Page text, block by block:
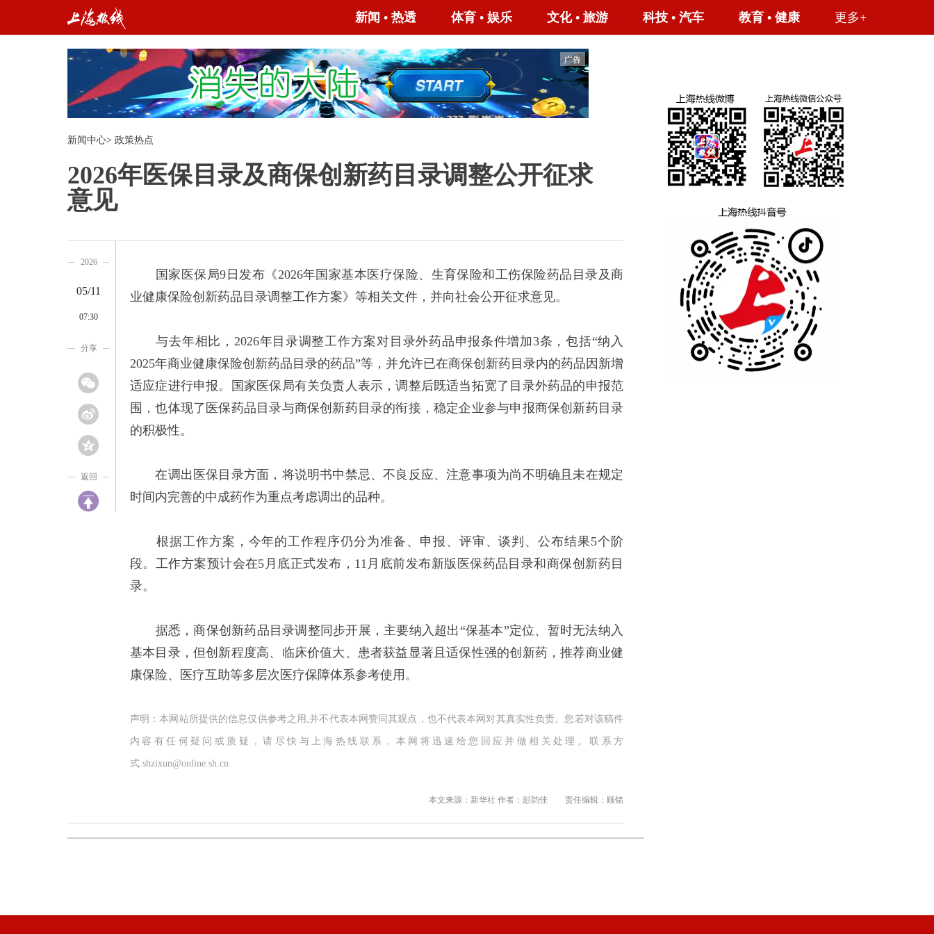
新闻 • 热透 体育 • 娱乐 文化• 旅游 科技 • 汽车 教育 • 健康 更多+
新闻中心> 政策热点
2026年医保目录及商保创新药目录调整公开征求
意见
2026
05/11
07:30
分享
返回
国家医保局9日发布《2026年国家基本医疗保险、生育保险和工伤保险药品目录及商
业健康保险创新药品目录调整工作方案》等相关文件，并向社会公开征求意见。
与去年相比，2026年目录调整工作方案对目录外药品申报条件增加3条，包括“纳入
2025年商业健康保险创新药品目录的药品”等，并允许已在商保创新药目录内的药品因新增
适应症进行申报。国家医保局有关负责人表示，调整后既适当拓宽了目录外药品的申报范
围，也体现了医保药品目录与商保创新药目录的衔接，稳定企业参与申报商保创新药目录
的积极性。
在调出医保目录方面，将说明书中禁忌、不良反应、注意事项为尚不明确且未在规定
时间内完善的中成药作为重点考虑调出的品种。
根据工作方案，今年的工作程序仍分为准备、申报、评审、谈判、公布结果5个阶
段。工作方案预计会在5月底正式发布，11月底前发布新版医保药品目录和商保创新药目
录。
据悉，商保创新药品目录调整同步开展，主要纳入超出“保基本”定位、暂时无法纳入
基本目录，但创新程度高、临床价值大、患者获益显著且适保性强的创新药，推荐商业健
康保险、医疗互助等多层次医疗保障体系参考使用。
声明：本网站所提供的信息仅供参考之用,并不代表本网赞同其观点，也不代表本网对其真实性负责。您若对该稿件
内容有任何疑问或质疑，请尽快与上海热线联系，本网将迅速给您回应并做相关处理。联系方
式:shzixun@online.sh.cn
本文来源：新华社 作者：彭韵佳 责任编辑：顾铭